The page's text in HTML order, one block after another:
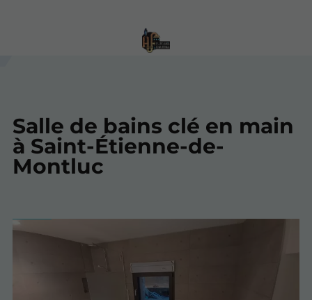
Salle de bains clé en main
à Saint-Étienne-de-
Montluc